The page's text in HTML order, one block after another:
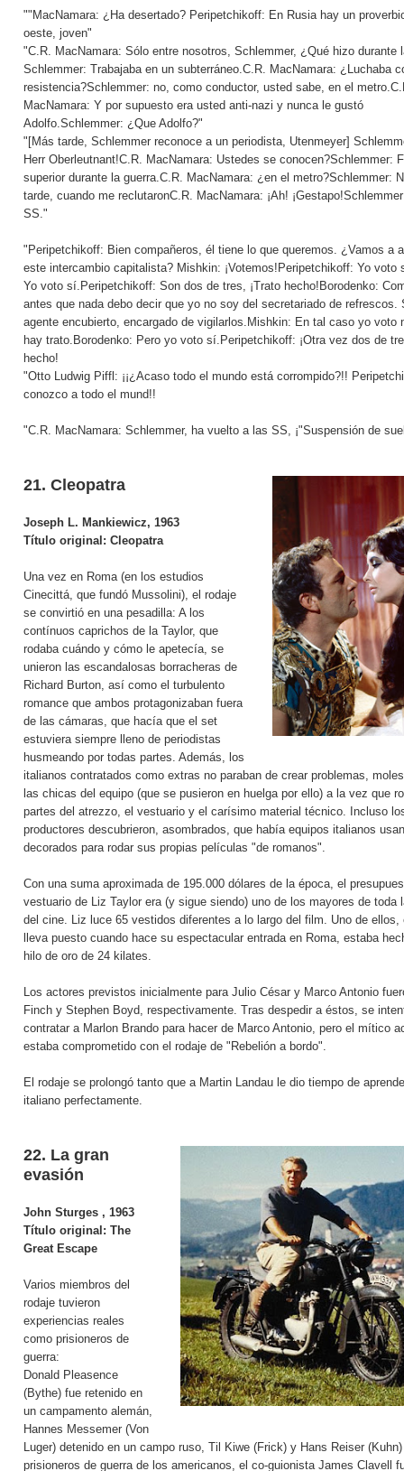
""MacNamara: ¿Ha desertado? Peripetchikoff: En Rusia hay un
oeste, joven"
"C.R. MacNamara: Sólo entre nosotros, Schlemmer, ¿Qué hizo durante
Schlemmer: Trabajaba en un subterráneo.C.R. MacNamara: ¿Luchaba
resistencia?Schlemmer: no, como conductor, usted sabe, en el
MacNamara: Y por supuesto era usted anti-nazi y nunca le gustó
Adolfo.Schlemmer: ¿Que Adolfo?"
"[Más tarde, Schlemmer reconoce a un periodista, Utenmeyer]
Herr Oberleutnant!C.R. MacNamara: Ustedes se conocen?Schlemmer:
superior durante la guerra.C.R. MacNamara: ¿en el metro?Schlemmer:
tarde, cuando me reclutaronC.R. MacNamara: ¡Ah!
SS."
"Peripetchikoff: Bien compañeros, él tiene lo que queremos. ¿Vamos a
este intercambio capitalista? Mishkin: ¡Votemos!Peripetchikoff: Yo voto
Yo voto sí.Peripetchikoff: Son dos de tres, ¡Trato hecho!Borodenko:
antes que nada debo decir que yo no soy del secretariado de refrescos.
agente encubierto, encargado de vigilarlos.Mishkin: En tal caso yo voto
hay trato.Borodenko: Pero yo voto sí.Peripetchikoff: ¡Otra vez dos de
hecho!
"Otto Ludwig Piffl: ¡¡¿Acaso todo el mundo está corrompido?!!
conozco a todo el mund!!
"C.R. MacNamara: Schlemmer, ha vuelto a las SS, ¡"Suspensión de
21. Cleopatra
Joseph L. Mankiewicz, 1963
Título original: Cleopatra
Una vez en Roma (en los estudios
Cinecittá, que fundó Mussolini), el rodaje
se convirtió en una pesadilla: A los
contínuos caprichos de la Taylor, que
rodaba cuándo y cómo le apetecía, se
unieron las escandalosas borracheras de
Richard Burton, así como el turbulento
romance que ambos protagonizaban fuera
de las cámaras, que hacía que el set
estuviera siempre lleno de periodistas
husmeando por todas partes. Además, los
italianos contratados como extras no paraban de crear problemas,
las chicas del equipo (que se pusieron en huelga por ello) a la vez que
partes del atrezzo, el vestuario y el carísimo material técnico. Incluso
productores descubrieron, asombrados, que había equipos italianos
decorados para rodar sus propias películas "de romanos".
Con una suma aproximada de 195.000 dólares de la época, el
vestuario de Liz Taylor era (y sigue siendo) uno de los mayores de toda
del cine. Liz luce 65 vestidos diferentes a lo largo del film. Uno de ellos,
lleva puesto cuando hace su espectacular entrada en Roma, estaba
hilo de oro de 24 kilates.
Los actores previstos inicialmente para Julio César y Marco Antonio
Finch y Stephen Boyd, respectivamente. Tras despedir a éstos, se
contratar a Marlon Brando para hacer de Marco Antonio, pero el mítico
estaba comprometido con el rodaje de "Rebelión a bordo".
El rodaje se prolongó tanto que a Martin Landau le dio tiempo de
italiano perfectamente.
22. La gran
evasión
John Sturges , 1963
Título original: The
Great Escape
Varios miembros del
rodaje tuvieron
experiencias reales
como prisioneros de
guerra:
Donald Pleasence
(Bythe) fue retenido en
un campamento alemán,
Hannes Messemer (Von
Luger) detenido en un campo ruso, Til Kiwe (Frick) y Hans Reiser
prisioneros de guerra de los americanos, el co-guionista James Clavell